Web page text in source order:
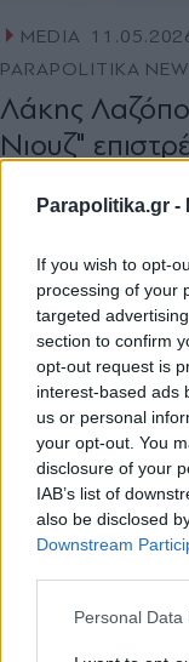
Parapolitika.gr -
If you wish to opt-
processing of your
targeted
section to confirm
opt-out request is
interest-based ads
us or personal
your opt-out. You
disclosure of your
IAB’s list of
also be disclosed
Downstream
Personal
MEDIA
PARAPOLITIKA
Λάκης
Νιουζ"
στη σκηνή
(Βίντεο)